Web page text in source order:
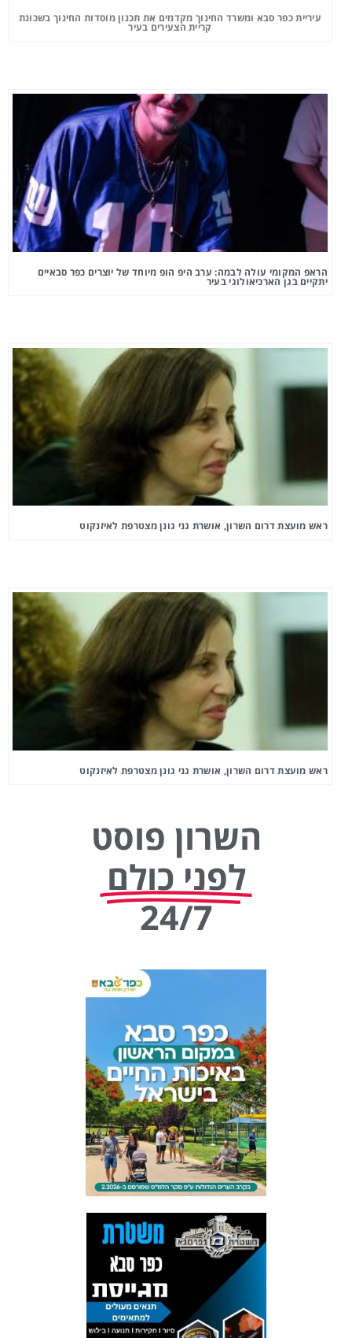
עיריית כפר סבא ומשרד החינוך מקדמים את תכנון מוסדות החינוך בשכונת
קריית הצעירים בעיר
הראפ המקומי עולה לבמה: ערב היפ הופ מיוחד של יוצרים כפר סבאיים
יתקיים בגן הארכיאולוגי בעיר
ראש מועצת דרום השרון, אושרת גני גונן מצטרפת לאיזנקוט
ראש מועצת דרום השרון, אושרת גני גונן מצטרפת לאיזנקוט
השרון פוסט
לפני כולם
24/7